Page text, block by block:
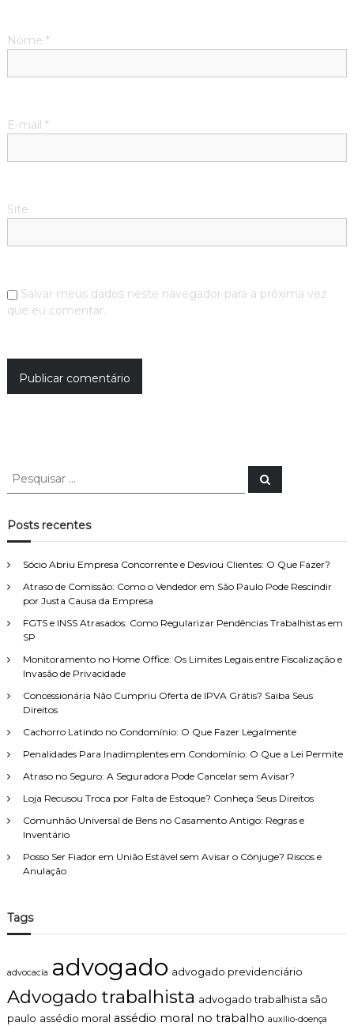
Nome *
E-mail *
Site
Salvar meus dados neste navegador para a próxima vez
que eu comentar.
P
q
u
s
a
p
r
P
e
s
r
Posts recentes
Sócio Abriu Empresa Concorrente e Desviou Clientes: O Que Fazer?
Atraso de Comissão: Como o Vendedor em São Paulo Pode Rescindir
por Justa Causa da Empresa
FGTS e INSS Atrasados: Como Regularizar Pendências Trabalhistas em
SP
Monitoramento no Home Office: Os Limites Legais entre Fiscalização e
Invasão de Privacidade
Concessionária Não Cumpriu Oferta de IPVA Grátis? Saiba Seus
Direitos
Cachorro Latindo no Condomínio: O Que Fazer Legalmente
Penalidades Para Inadimplentes em Condomínio: O Que a Lei Permite
Atraso no Seguro: A Seguradora Pode Cancelar sem Avisar?
Loja Recusou Troca por Falta de Estoque? Conheça Seus Direitos
Comunhão Universal de Bens no Casamento Antigo: Regras e
Inventário
Posso Ser Fiador em União Estável sem Avisar o Cônjuge? Riscos e
Anulação
Tags
advocacia advogado advogado previdenciário
Advogado trabalhista advogado trabalhista são
paulo assédio moral assédio moral no trabalho auxílio-doença